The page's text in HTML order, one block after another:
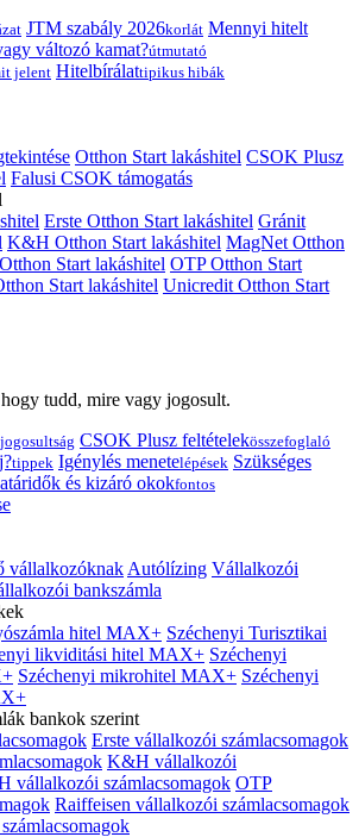
JTM szabály 2026korlát Mennyi hitelt
változó kamat?útmutató
jelent Hitelbírálattipikus hibák
Otthon Start lakáshitel CSOK Plusz
Falusi CSOK támogatás
Erste Otthon Start lakáshitel Gránit
K&H Otthon Start lakáshitel MagNet Otthon
Start lakáshitel OTP Otthon Start
Start lakáshitel Unicredit Otthon Start
tudd, mire vagy jogosult.
jogosultság CSOK Plusz feltételekösszefoglaló
tippek Igénylés menetelépések Szükséges
és kizáró okokfontos
vállalkozóknak Autólízing Vállalkozói
bankszámla
hitel MAX+ Széchenyi Turisztikai
likviditási hitel MAX+ Széchenyi
Széchenyi mikrohitel MAX+ Széchenyi
bankok szerint
Erste vállalkozói számlacsomagok
K&H vállalkozói
vállalkozói számlacsomagok OTP
Raiffeisen vállalkozói számlacsomagok